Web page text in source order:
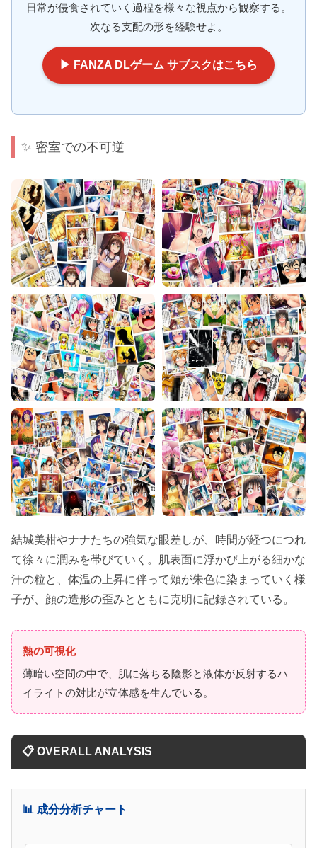
日常が侵食されていく過程を様々な視点から観察する。
次なる支配の形を経験せよ。
▶ FANZA DLゲーム サブスクはこちら
✨ 密室での不可逆
結城美柑やナナたちの強気な眼差しが、時間が経つにつれ
て徐々に潤みを帯びていく。肌表面に浮かび上がる細かな
汗の粒と、体温の上昇に伴って頬が朱色に染まっていく様
子が、顔の造形の歪みとともに克明に記録されている。
熱の可視化
薄暗い空間の中で、肌に落ちる陰影と液体が反射するハ
イライトの対比が立体感を生んでいる。
📋 OVERALL ANALYSIS
📊 成分分析チャート